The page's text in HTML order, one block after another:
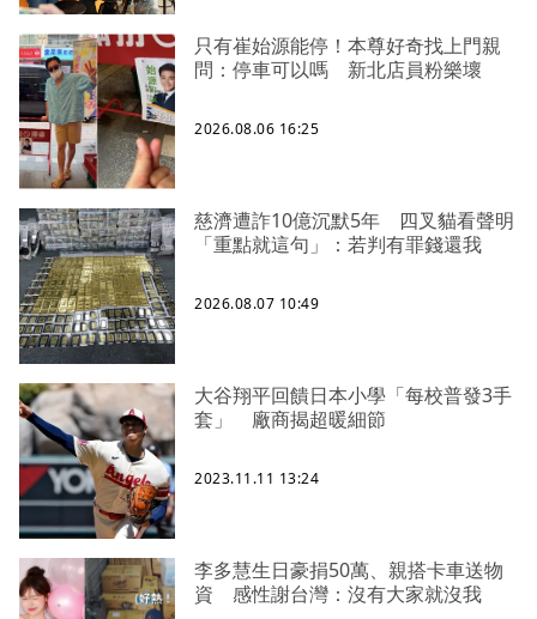
只有崔始源能停！本尊好奇找上門親
問：停車可以嗎 新北店員粉樂壞
2026.08.06 16:25
慈濟遭詐10億沉默5年 四叉貓看聲明
「重點就這句」：若判有罪錢還我
2026.08.07 10:49
大谷翔平回饋日本小學「每校普發3手
套」 廠商揭超暖細節
2023.11.11 13:24
李多慧生日豪捐50萬、親搭卡車送物
資 感性謝台灣：沒有大家就沒我